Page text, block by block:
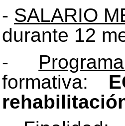
- SALARIO
durante 12
-
formativa: